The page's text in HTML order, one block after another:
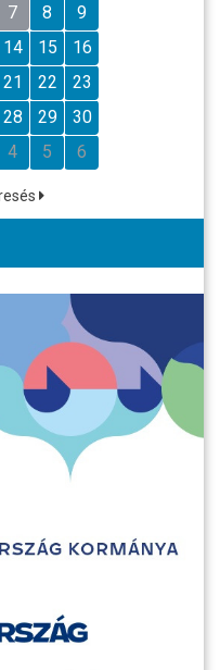
7 8
9
14 15
16
21 22
23
28 29
30
4 5 6